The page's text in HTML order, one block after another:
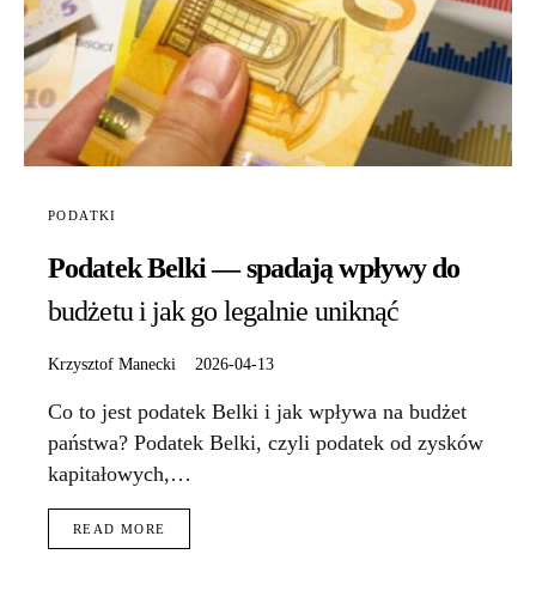
PODATKI
Podatek Belki — spadają wpływy do
budżetu i jak go legalnie uniknąć
Krzysztof Manecki 2026-04-13
Co to jest podatek Belki i jak wpływa na budżet
państwa? Podatek Belki, czyli podatek od zysków
kapitałowych,…
READ MORE